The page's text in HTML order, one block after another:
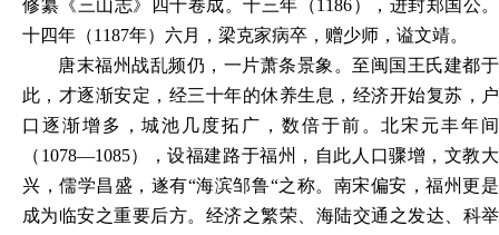
修纂《三山志》四十卷成。十三年（1186），进封郑国公。
十四年（1187年）六月，梁克家病卒，赠少师，谥文靖。
唐末福州战乱频仍，一片萧条景象。至闽国王氏建都于
此，才逐渐安定，经三十年的休养生息，经济开始复苏，户
口逐渐增多，城池几度拓广，数倍于前。北宋元丰年间
（ 1078—1085），设福建路于福州，自此人口骤增，文教大
兴，儒学昌盛，遂有“海滨邹鲁“之称。南宋偏安，福州更是
成为临安之重要后方。经济之繁荣、海陆交通之发达、科举